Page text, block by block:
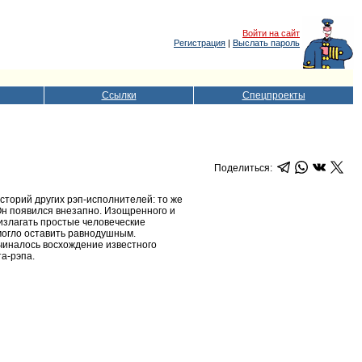
Войти на сайт
Регистрация | Выслать пароль
Ссылки Спецпроекты
Поделиться:
других рэп-исполнителей: то же
появился внезапно. Изощренного и
простые человеческие
оставить равнодушным.
восхождение известного
рэпа.